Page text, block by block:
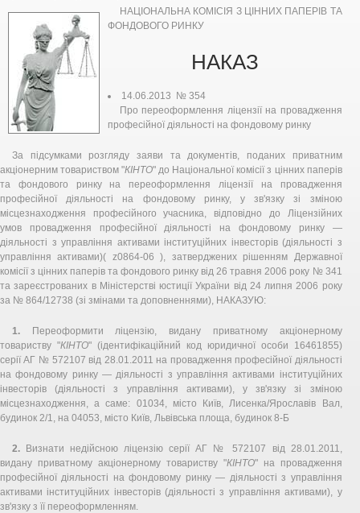
НАЦІОНАЛЬНА КОМІСІЯ З ЦІННИХ ПАПЕРІВ ТА
ФОНДОВОГО РИНКУ
НАКАЗ
14.06.2013 № 354
Про переоформлення ліцензії на провадження
професійної діяльності на фондовому ринку
За підсумками розгляду заяви та документів, поданих приватним
акціонерним товариством "КІНТО" до Національної комісії з цінних паперів
та фондового ринку на переоформлення ліцензії на провадження
професійної діяльності на фондовому ринку, у зв'язку зі зміною
місцезнаходження професійного учасника, відповідно до Ліцензійних
умов провадження професійної діяльності на фондовому ринку —
діяльності з управління активами інституційних інвесторів (діяльності з
управління активами)( z0864-06 ), затверджених рішенням Державної
комісії з цінних паперів та фондового ринку від 26 травня 2006 року № 341
та зареєстрованих в Міністерстві юстиції України від 24 липня 2006 року
за № 864/12738 (зі змінами та доповненнями), НАКАЗУЮ:
1. Переоформити ліцензію, видану приватному акціонерному
товариству "КІНТО" (ідентифікаційний код юридичної особи 16461855)
серії АГ № 572107 від 28.01.2011 на провадження професійної діяльності
на фондовому ринку — діяльності з управління активами інституційних
інвесторів (діяльності з управління активами), у зв'язку зі зміною
місцезнаходження, а саме: 01034, місто Київ, Лисенка/Ярославів Вал,
будинок 2/1, на 04053, місто Київ, Львівська площа, будинок 8-Б
2. Визнати недійсною ліцензію серії АГ № 572107 від 28.01.2011,
видану приватному акціонерному товариству "КІНТО" на провадження
професійної діяльності на фондовому ринку — діяльності з управління
активами інституційних інвесторів (діяльності з управління активами), у
зв'язку з її переоформленням.